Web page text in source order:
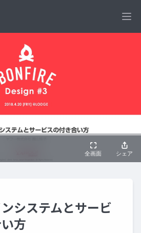
システムとサービ
方